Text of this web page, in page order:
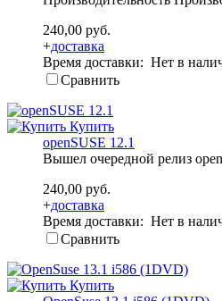
240,00 руб.
+доставка
Время доставки: Нет в
Сравнить
Купить
openSUSE 12.1
Вышел очередной релиз
240,00 руб.
+доставка
Время доставки: Нет в
Сравнить
Купить